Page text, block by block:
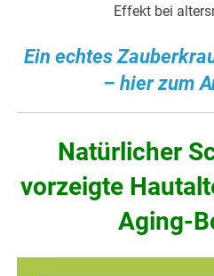
Effekt bei
Ein echtes
– hier zum
Natürlicher
vorzeigte
Aging-